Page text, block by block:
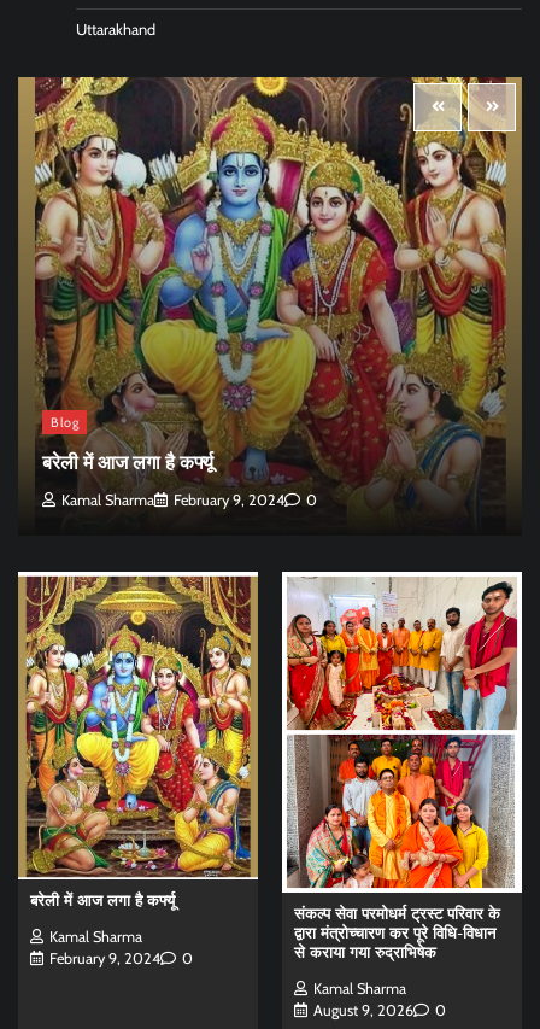
Uttarakhand
Blog
बरेली में आज लगा है कर्फ्यू
Kamal Sharma February 9, 2024 0
बरेली में आज लगा है कर्फ्यू
Kamal Sharma
February 9, 2024
0
संकल्प सेवा परमोधर्म ट्रस्ट परिवार के
द्वारा मंत्रोच्चारण कर पूरे विधि-विधान
से कराया गया रुद्राभिषेक
Kamal Sharma
August 9, 2026
0